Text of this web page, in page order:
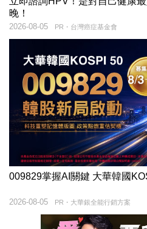
晚！
PR・台灣癌症基金會
2026-08-05
009829掌握AI關鍵 大華韓國
PR・大華銀全能行銷方案
2026-08-05